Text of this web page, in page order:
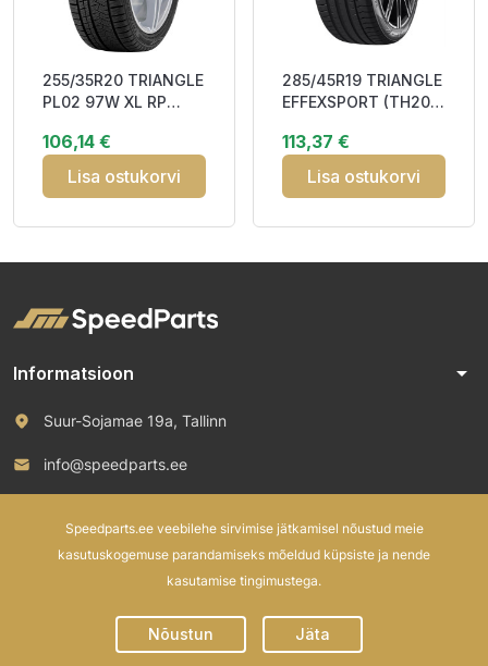
255/35R20 TRIANGLE
PL02 97W XL RP
3PMSF M+S
106,14 €
Lisa ostukorvi
285/45R19 TRIANGLE
EFFEXSPORT (TH202)
M+S
113,37 €
Lisa ostukorvi
Informatsioon arrow_drop_down
Suur-Sojamae 19a, Tallinn
info@speedparts.ee
Speedparts.ee veebilehe sirvimise jätkamisel nõustud meie
kasutuskogemuse parandamiseks mõeldud küpsiste ja nende
kasutamise tingimustega.
Nõustun Jäta